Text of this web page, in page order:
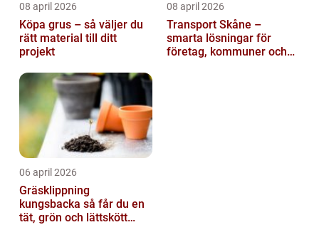
08 april 2026
Köpa grus – så väljer du
rätt material till ditt
projekt
08 april 2026
Transport Skåne –
smarta lösningar för
företag, kommuner och
06 april 2026
Gräsklippning
kungsbacka så får du en
tät, grön och lättskött